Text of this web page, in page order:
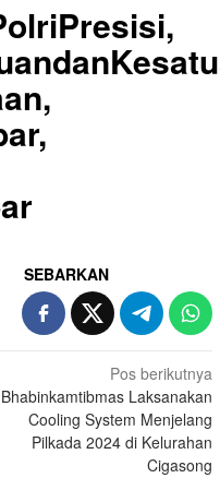
SEBARKAN
Pos berikutnya
Bhabinkamtibmas Laksanakan
Cooling System Menjelang
Pilkada 2024 di Kelurahan
Cigasong